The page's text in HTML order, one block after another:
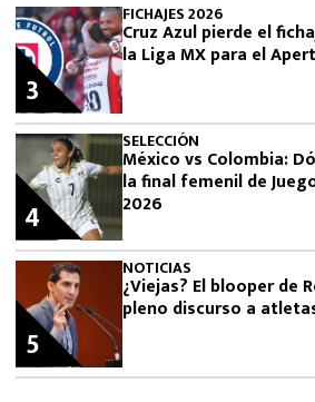
FICHAJES 2026
Cruz Azul pierde el
la Liga MX para el
3
SELECCIÓN
México vs Colombia:
la final femenil de
2026
4
NOTICIAS
¿Viejas? El blooper de
pleno discurso a
5